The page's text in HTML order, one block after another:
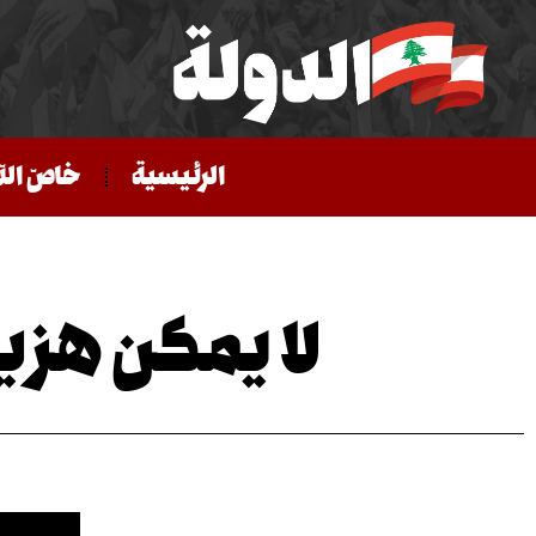
الرئيسية خاصّ
لا يمكن